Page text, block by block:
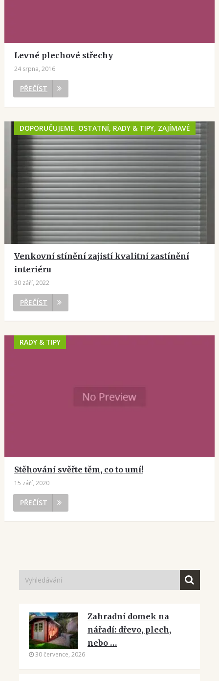
Levné plechové střechy
24 srpna, 2016
PŘEČÍST
DOPORUČUJEME, OSTATNÍ, RADY & TIPY, ZAJÍMAVÉ
Venkovní stínění zajistí kvalitní zastínění
interiéru
30 září, 2022
PŘEČÍST
RADY & TIPY
Stěhování svěřte těm, co to umí!
15 září, 2020
PŘEČÍST
Zahradní domek na
nářadí: dřevo, plech,
nebo …
30 července, 2026